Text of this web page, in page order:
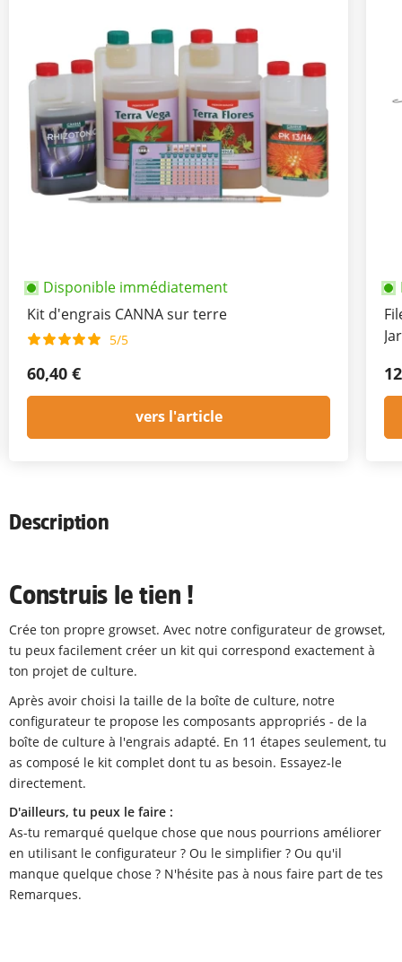
Disponible immédiatement
Kit d'engrais CANNA sur terre
5/5
60,40 €
vers l'article
Description
Construis le tien !
Crée ton propre growset. Avec notre configurateur de growset,
tu peux facilement créer un kit qui correspond exactement à
ton projet de culture.
Après avoir choisi la taille de la boîte de culture, notre
configurateur te propose les composants appropriés - de la
boîte de culture à l'engrais adapté. En 11 étapes seulement, tu
as composé le kit complet dont tu as besoin. Essayez-le
directement.
D'ailleurs, tu peux le faire :
As-tu remarqué quelque chose que nous pourrions améliorer
en utilisant le configurateur ? Ou le simplifier ? Ou qu'il
manque quelque chose ? N'hésite pas à nous faire part de tes
Remarques.